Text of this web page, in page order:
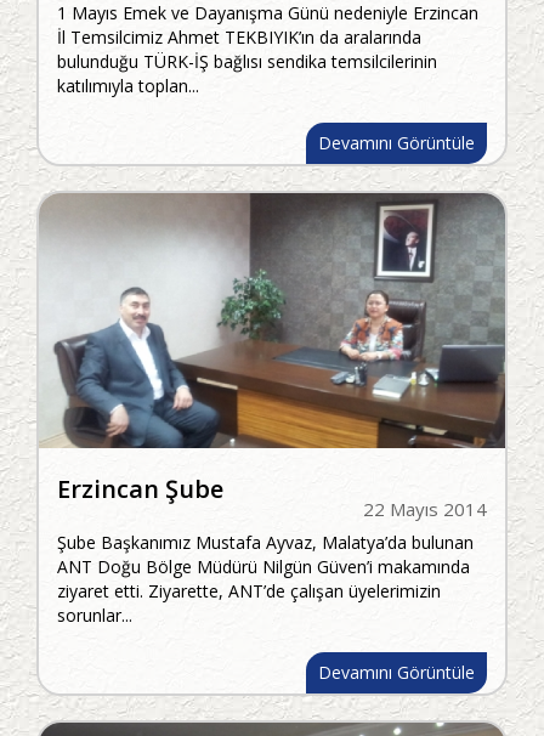
1 Mayıs Emek ve Dayanışma Günü nedeniyle Erzincan
İl Temsilcimiz Ahmet TEKBIYIK’ın da aralarında
bulunduğu TÜRK-İŞ bağlısı sendika temsilcilerinin
katılımıyla toplan...
Devamını Görüntüle
22 Mayıs 2014
Erzincan Şube
Şube Başkanımız Mustafa Ayvaz, Malatya’da bulunan
ANT Doğu Bölge Müdürü Nilgün Güven’i makamında
ziyaret etti. Ziyarette, ANT’de çalışan üyelerimizin
sorunlar...
Devamını Görüntüle